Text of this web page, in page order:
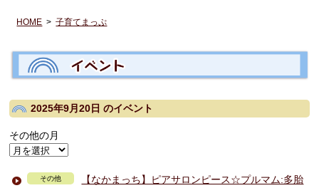
検
HOME >子育てまっぷ
2025年9月20日のイベント
その他の月
その他
【なかまっち】ピアサロンピース☆プルマム:多胎